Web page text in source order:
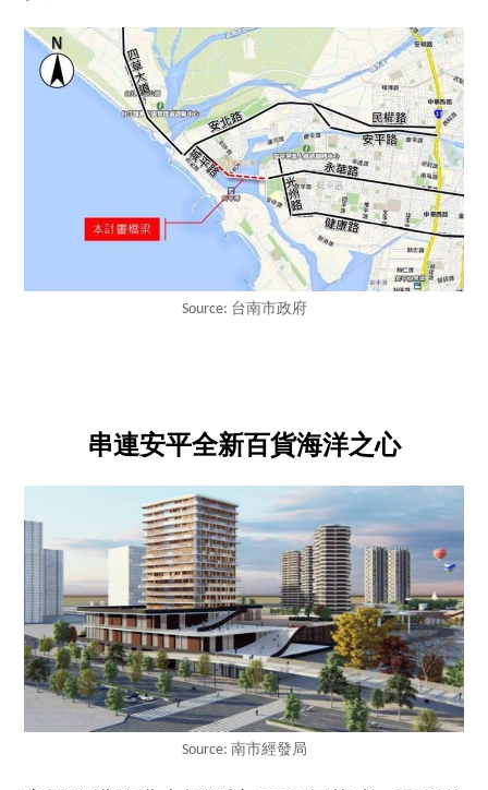
Source: 台南市政府
串連安平全新百貨海洋之心
Source: 南市經發局